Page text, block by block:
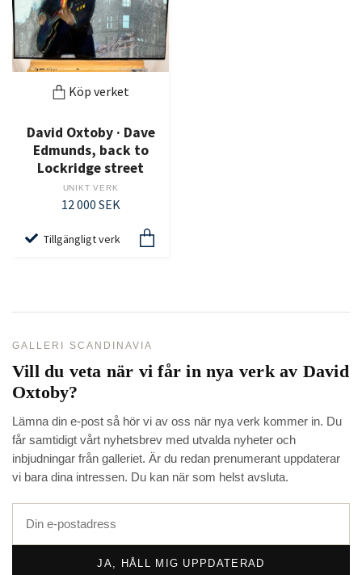
Köp verket
David Oxtoby · Dave
Edmunds, back to
Lockridge street
UNIKT VERK
12 000 SEK
Tillgängligt verk
GALLERI SCANDINAVIA
Vill du veta när vi får in nya verk av David
Oxtoby?
Lämna din e-post så hör vi av oss när nya verk kommer in. Du
får samtidigt vårt nyhetsbrev med utvalda nyheter och
inbjudningar från galleriet. Är du redan prenumerant uppdaterar
vi bara dina intressen. Du kan när som helst avsluta.
JA, HÅLL MIG UPPDATERAD